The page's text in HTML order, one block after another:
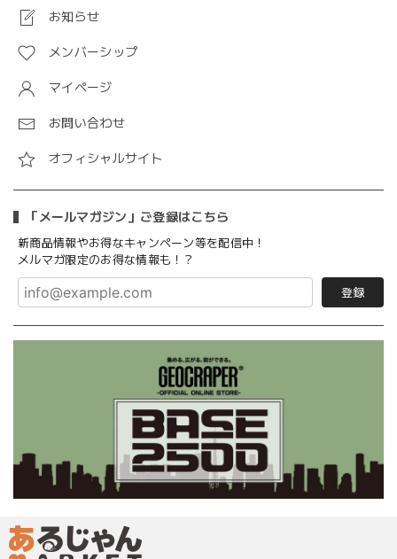
お知らせ
メンバーシップ
マイページ
お問い合わせ
オフィシャルサイト
「メールマガジン」ご登録はこちら
新商品情報やお得なキャンペーン等を配信中！
メルマガ限定のお得な情報も！？
登録